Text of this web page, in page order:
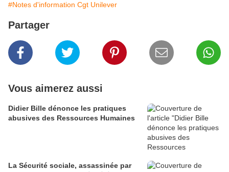
#Notes d'information Cgt Unilever
Partager
Vous aimerez aussi
Didier Bille dénonce les pratiques
abusives des Ressources Humaines
La Sécurité sociale, assassinée par